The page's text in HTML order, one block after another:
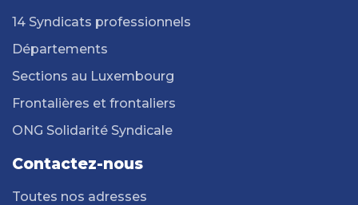
14 Syndicats professionnels
Départements
Sections au Luxembourg
Frontalières et frontaliers
ONG Solidarité Syndicale
Contactez-nous
Toutes nos adresses